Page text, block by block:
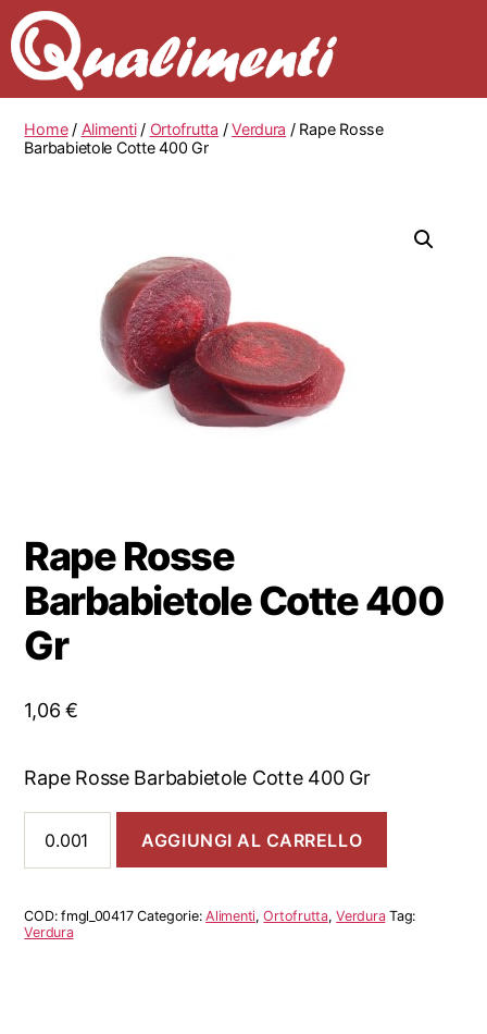
Home/ Alimenti/ Ortofrutta /Verdura / Rape Rosse
Barbabietole Cotte 400 Gr
Rape Rosse
Barbabietole Cotte 400
Gr
1,06€
Rape Rosse Barbabietole Cotte 400 Gr
Rosse
Barbabietole
400
Gr
AGGIUNGI AL CARRELLO
COD:fmgl_00417 Categorie:Alimenti,Ortofrutta,Verdura Tag:
Verdura